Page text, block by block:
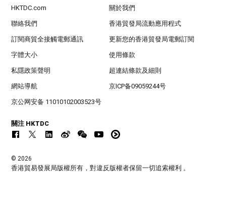
HKTDC.com 關於我們
聯絡我們 香港貿發局流動應用程式
訂閱商貿全接觸電郵通訊 更新您的香港貿發局電郵訂閱
字體大小 使用條款
私隱政策聲明 超連結條款及細則
網站導航 京ICP备09059244号
京公网安备 11010102003523号
關注 HKTDC
© 2026
香港貿易發展局版權所有，對違反版權者保留一切追索權利 。